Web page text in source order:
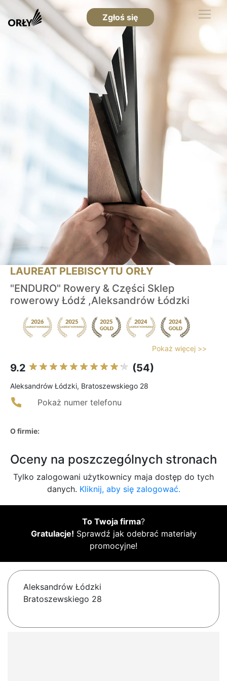
Zgłoś się
LAUREAT PLEBISCYTU ORŁY
"ENDURO" Rowery & Części Sklep
rowerowy Łódź ,Aleksandrów Łódzki
Pokaż więcej >>
9.2 (54)
Aleksandrów Łódzki, Bratoszewskiego 28
Pokaż numer telefonu
O firmie:
Oceny na poszczególnych stronach
Tylko zalogowani użytkownicy maja dostęp do tych
danych. Kliknij, aby się zalogować.
To Twoja firma?
Gratulacje! Sprawdź jak odebrać materiały
promocyjne!
Aleksandrów Łódzki
Bratoszewskiego 28